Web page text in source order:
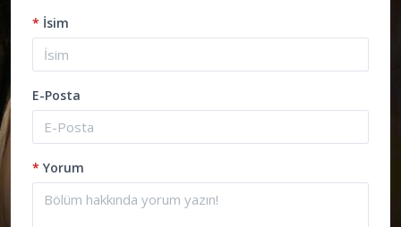
* İsim
E-Posta
* Yorum